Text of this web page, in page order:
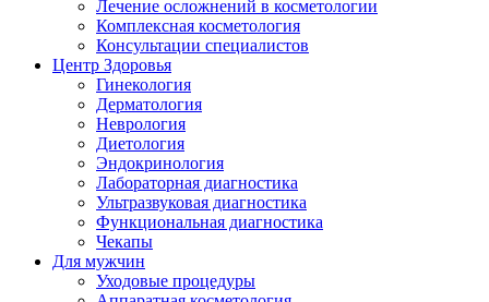
Лечение осложнений в косметологии
Комплексная косметология
Консультации специалистов
Центр Здоровья
Гинекология
Дерматология
Неврология
Диетология
Эндокринология
Лабораторная диагностика
Ультразвуковая диагностика
Функциональная диагностика
Чекапы
Для мужчин
Уходовые процедуры